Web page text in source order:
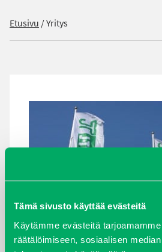
Tämä sivusto käyttää evästeitä
Käytämme evästeitä
räätälöimiseen, sosiaalisen
Etusivu /Yritys